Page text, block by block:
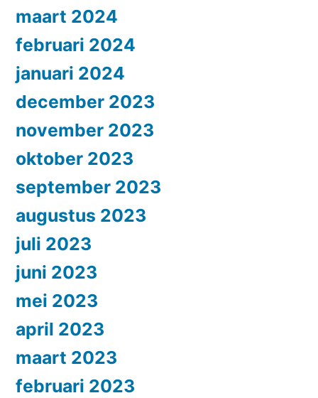
maart 2024
februari 2024
januari 2024
december 2023
november 2023
oktober 2023
september 2023
augustus 2023
juli 2023
juni 2023
mei 2023
april 2023
maart 2023
februari 2023